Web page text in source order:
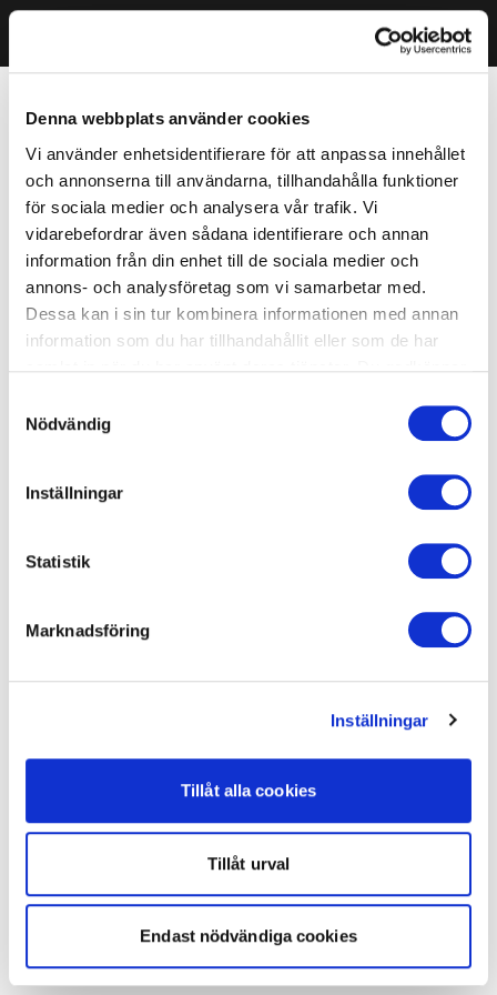
Denna webbplats använder cookies
Vi använder enhetsidentifierare för att anpassa innehållet
och annonserna till användarna, tillhandahålla funktioner
för sociala medier och analysera vår trafik. Vi
vidarebefordrar även sådana identifierare och annan
information från din enhet till de sociala medier och
annons- och analysföretag som vi samarbetar med.
Dessa kan i sin tur kombinera informationen med annan
information som du har tillhandahållit eller som de har
Nödvändig
Inställningar
Statistik
Marknadsföring
Inställningar
Tillåt alla cookies
Tillåt urval
Endast nödvändiga cookies